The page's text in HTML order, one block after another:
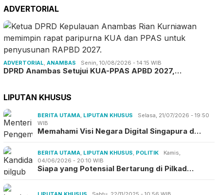
ADVERTORIAL
ADVERTORIAL ANAMBAS Senin, 10/08/2026 - 14:15 WIB
DPRD Anambas Setujui KUA-PPAS APBD 2027,…
LIPUTAN KHUSUS
BERITA UTAMA LIPUTAN KHUSUS
Selasa, 21/07/2026 - 19:50
WIB
Memahami Visi Negara Digital Singapura d…
BERITA UTAMA LIPUTAN KHUSUS POLITIK
Kamis,
04/06/2026 - 20:10 WIB
Siapa yang Potensial Bertarung di Pilkad…